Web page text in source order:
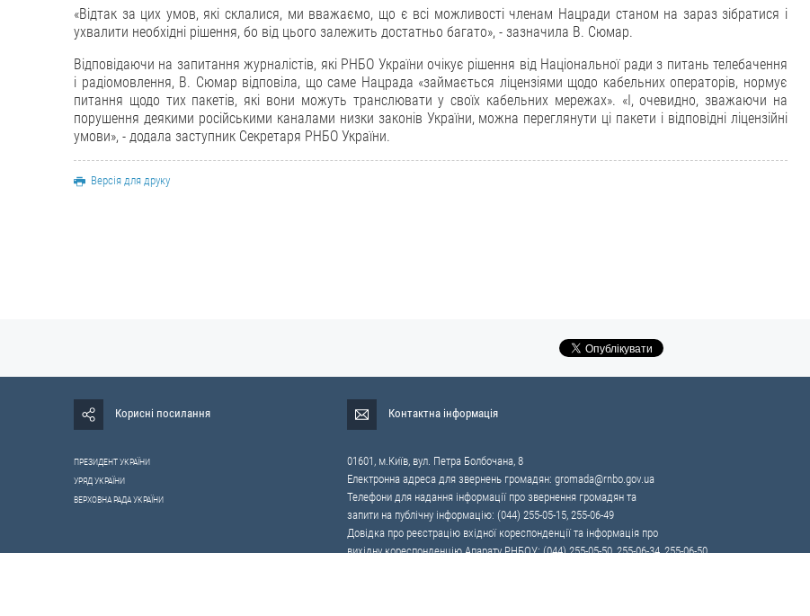
«Відтак за цих умов, які склалися, ми вважаємо, що є всі можливості членам Нацради станом на зараз зібратися і
ухвалити необхідні рішення, бо від цього залежить достатньо багато», - зазначила В. Сюмар.
Відповідаючи на запитання журналістів, які РНБО України очікує рішення від Національної ради з питань телебачення
і радіомовлення, В. Сюмар відповіла, що саме Нацрада «займається ліцензіями щодо кабельних операторів, нормує
питання щодо тих пакетів, які вони можуть транслювати у своїх кабельних мережах». «І, очевидно, зважаючи на
порушення деякими російськими каналами низки законів України, можна переглянути ці пакети і відповідні ліцензійні
умови», - додала заступник Секретаря РНБО України.
Версія для друку
Корисні посилання
ПРЕЗИДЕНТ УКРАЇНИ
УРЯД УКРАЇНИ
ВЕРХОВНА РАДА УКРАЇНИ
Контактна інформація
01601, м.Київ, вул. Петра Болбочана, 8
Електронна адреса для звернень громадян: gromada@rnbo.gov.ua
Телефони для надання інформації про звернення громадян та
запити на публічну інформацію: (044) 255-05-15, 255-06-49
Довідка про реєстрацію вхідної кореспонденції та інформація про
вихідну кореспонденцію Апарату РНБОУ: (044) 255-05-50, 255-06-34, 255-06-50